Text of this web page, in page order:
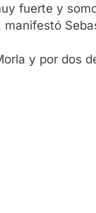
fuerte y
y por dos